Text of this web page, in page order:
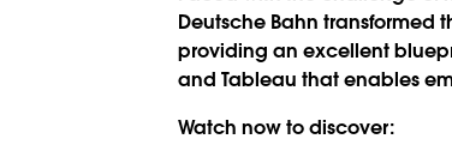
Deutsche Bahn
providing an excellent
and Tableau that enables
Watch now to discover: